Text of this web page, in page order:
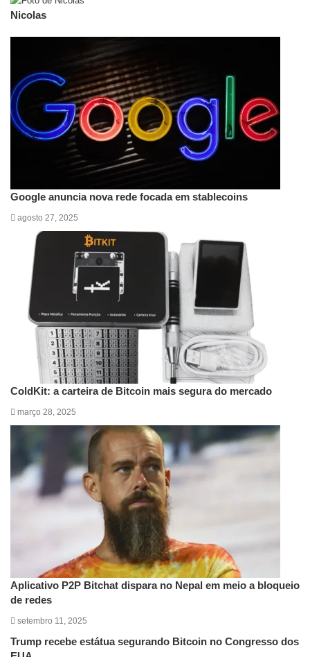
Nicolas
Google anuncia nova rede focada em stablecoins
agosto 27, 2025
ColdKit: a carteira de Bitcoin mais segura do mercado
março 28, 2025
Aplicativo P2P Bitchat dispara no Nepal em meio a bloqueio
de redes
setembro 11, 2025
Trump recebe estátua segurando Bitcoin no Congresso dos